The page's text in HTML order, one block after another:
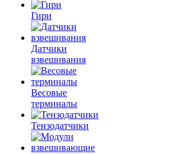
Гири
Датчики
взвешивания
Весовые
терминалы
Тензодатчики